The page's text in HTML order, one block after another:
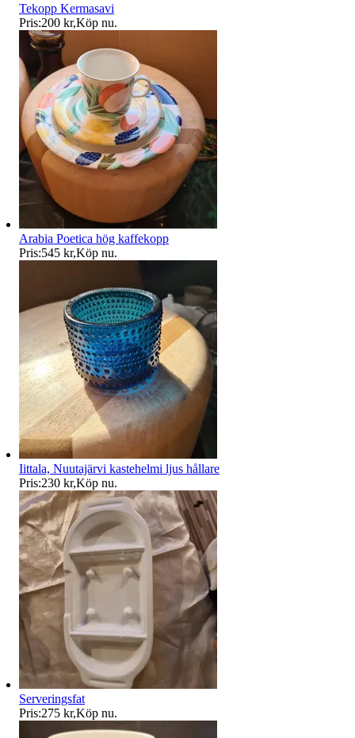
Tekopp Kermasavi
Pris:200 kr,Köp nu.
Arabia Poetica hög kaffekopp
Pris:545 kr,Köp nu.
Iittala, Nuutajärvi kastehelmi ljus hållare
Pris:230 kr,Köp nu.
Serveringsfat
Pris:275 kr,Köp nu.